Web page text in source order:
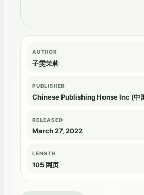
AUTHOR
子雯茉莉
PUBLISHER
Chinese Publishing Honse Inc (中
RELEASED
March 27, 2022
LENGTH
105 网页